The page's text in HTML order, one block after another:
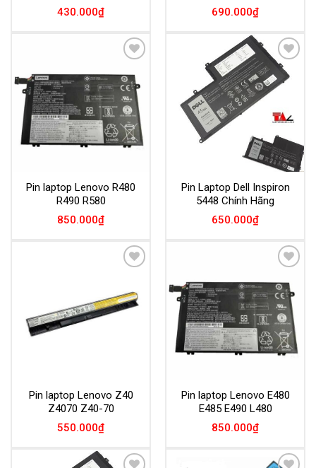
430.000₫
690.000₫
Wishlist
Pin laptop Lenovo R480
R490 R580
850.000₫
Add to
Wishlist
Pin Laptop Dell Inspiron
5448 Chính Hãng
650.000₫
Pin laptop Lenovo Z40
Z4070 Z40-70
550.000₫
Wishlist
Pin laptop Lenovo E480
E485 E490 L480
850.000₫